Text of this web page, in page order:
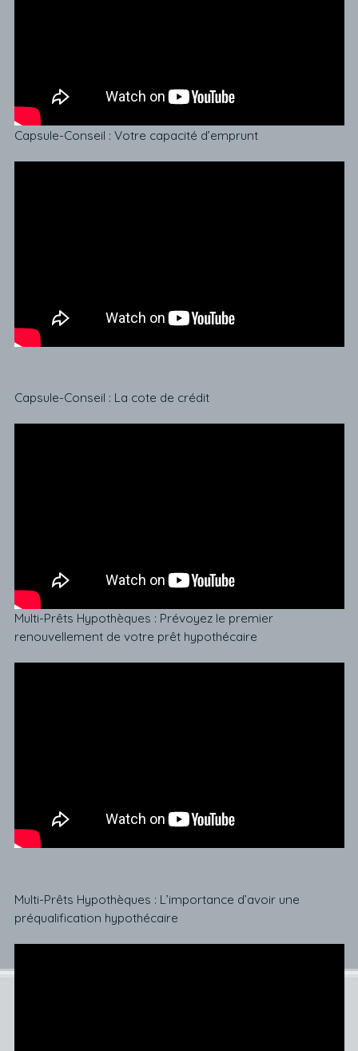
Capsule-Conseil : Votre capacité d’emprunt
Capsule-Conseil : La cote de crédit
Multi-Prêts Hypothèques : Prévoyez le premier
renouvellement de votre prêt hypothécaire
Multi-Prêts Hypothèques : L’importance d’avoir une
préqualification hypothécaire